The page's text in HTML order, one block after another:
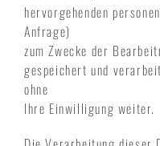
hervorgehenden
Anfrage)
zum Zwecke der
gespeichert und
ohne
Ihre Einwilligung weiter.